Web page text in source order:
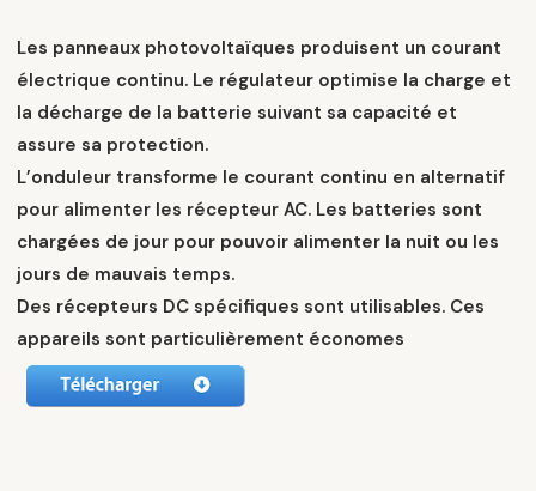
Les panneaux photovoltaïques produisent un courant
électrique continu. Le régulateur optimise la charge et
la décharge de la batterie suivant sa capacité et
assure sa protection.
L’onduleur transforme le courant continu en alternatif
pour alimenter les récepteur AC. Les batteries sont
chargées de jour pour pouvoir alimenter la nuit ou les
jours de mauvais temps.
Des récepteurs DC spécifiques sont utilisables. Ces
appareils sont particulièrement économes